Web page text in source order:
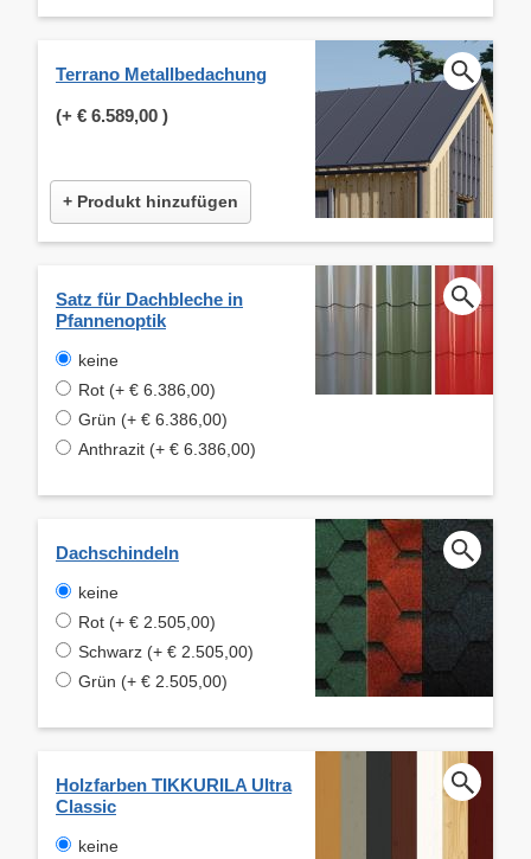
Terrano Metallbedachung
(+ € 6.589,00 )
+ Produkt hinzufügen
Satz für Dachbleche in
Pfannenoptik
keine
Rot (+ € 6.386,00)
Grün (+ € 6.386,00)
Anthrazit (+ € 6.386,00)
Dachschindeln
keine
Rot (+ € 2.505,00)
Schwarz (+ € 2.505,00)
Grün (+ € 2.505,00)
Holzfarben TIKKURILA Ultra
Classic
keine